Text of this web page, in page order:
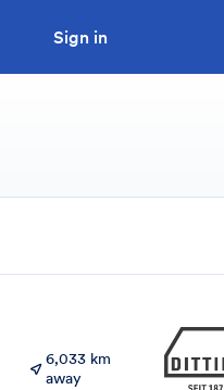
Sign in
6,033 km
away